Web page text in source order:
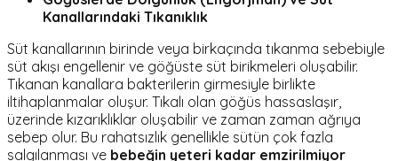
Kanallarındaki Tıkanıklık
Süt kanallarının birinde veya birkaçında tıkanma sebebiyle
süt akışı engellenir ve göğüste süt birikmeleri oluşabilir.
Tıkanan kanallara bakterilerin girmesiyle birlikte
iltihaplanmalar oluşur. Tıkalı olan göğüs hassaslaşır,
üzerinde kızarıklıklar oluşabilir ve zaman zaman ağrıya
sebep olur. Bu rahatsızlık genellikle sütün çok fazla
salgılanması ve bebeğin yeteri kadar emzirilmiyor